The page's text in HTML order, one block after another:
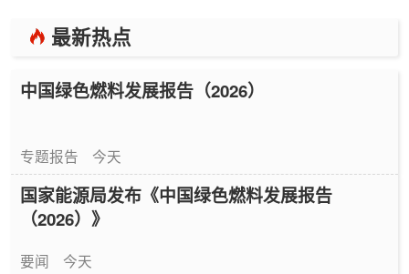
最新热点
中国绿色燃料发展报告（2026）
专题报告 今天
国家能源局发布《中国绿色燃料发展报告
（2026）》
要闻 今天